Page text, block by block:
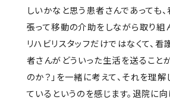
しいかなと思う患者さんであっても
張って移動の介助をしながら取り組
リハビリスタッフだけではなくて、看
者さんがどういった生活を送ること
のか？」を一緒に考えて、それを理解
ているというのを感じます。退院に